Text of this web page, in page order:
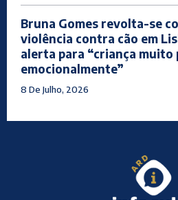
Bruna Gomes revolta-se
violência contra cão em
alerta para “criança muito
emocionalmente”
8 De Julho, 2026